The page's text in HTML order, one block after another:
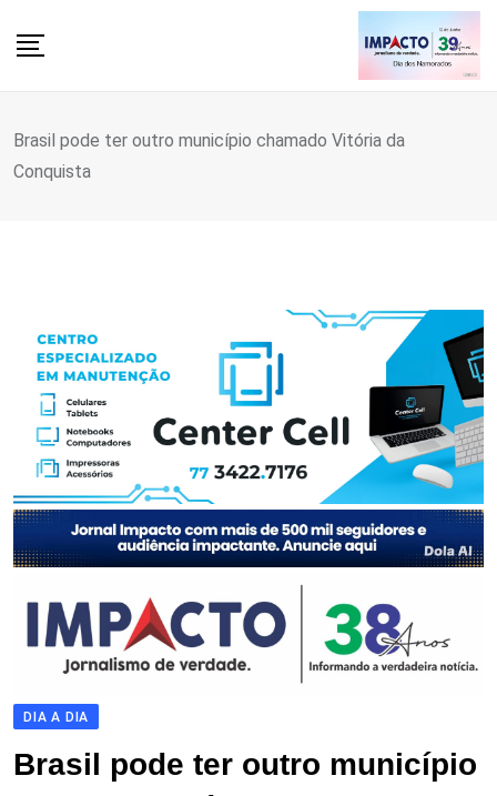
Brasil pode ter outro município chamado Vitória da
Conquista
DIA A DIA
Brasil pode ter outro município